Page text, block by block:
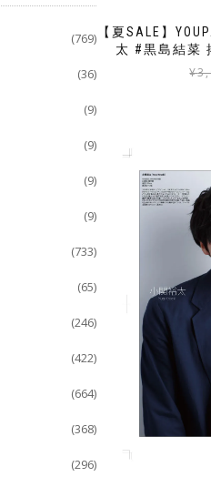
【夏SALE】
太 #黒島結菜
¥
(769)
(36)
(9)
(9)
(9)
(9)
(733)
(65)
(246)
(422)
(664)
(368)
(296)